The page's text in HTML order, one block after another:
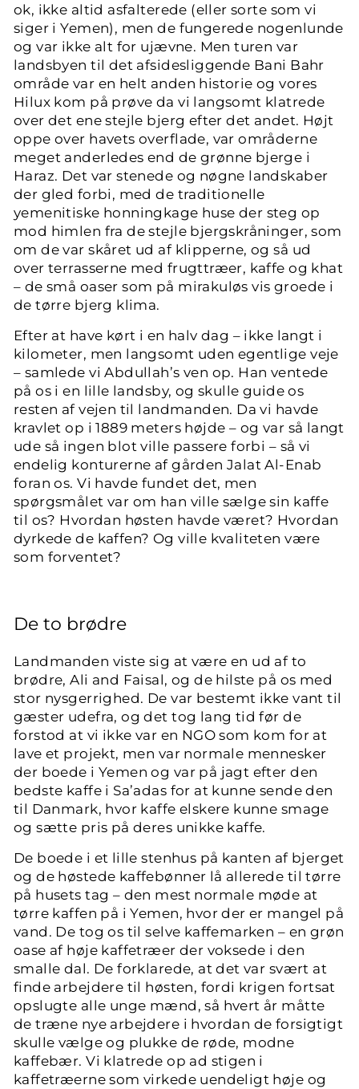
ok, ikke altid asfalterede (eller sorte som vi
siger i Yemen), men de fungerede nogenlunde
og var ikke alt for ujævne. Men turen var
landsbyen til det afsidesliggende Bani Bahr
område var en helt anden historie og vores
Hilux kom på prøve da vi langsomt klatrede
over det ene stejle bjerg efter det andet. Højt
oppe over havets overflade, var områderne
meget anderledes end de grønne bjerge i
Haraz. Det var stenede og nøgne landskaber
der gled forbi, med de traditionelle
yemenitiske honningkage huse der steg op
mod himlen fra de stejle bjergskråninger, som
om de var skåret ud af klipperne, og så ud
over terrasserne med frugttræer, kaffe og khat
– de små oaser som på mirakuløs vis groede i
de tørre bjerg klima.
Efter at have kørt i en halv dag – ikke langt i
kilometer, men langsomt uden egentlige veje
– samlede vi Abdullah’s ven op. Han ventede
på os i en lille landsby, og skulle guide os
resten af vejen til landmanden. Da vi havde
kravlet op i 1889 meters højde – og var så langt
ude så ingen blot ville passere forbi – så vi
endelig konturerne af gården Jalat Al-Enab
foran os. Vi havde fundet det, men
spørgsmålet var om han ville sælge sin kaffe
til os? Hvordan høsten havde været? Hvordan
dyrkede de kaffen? Og ville kvaliteten være
som forventet?
De to brødre
Landmanden viste sig at være en ud af to
brødre, Ali and Faisal, og de hilste på os med
stor nysgerrighed. De var bestemt ikke vant til
gæster udefra, og det tog lang tid før de
forstod at vi ikke var en NGO som kom for at
lave et projekt, men var normale mennesker
der boede i Yemen og var på jagt efter den
bedste kaffe i Sa’adas for at kunne sende den
til Danmark, hvor kaffe elskere kunne smage
og sætte pris på deres unikke kaffe.
De boede i et lille stenhus på kanten af bjerget
og de høstede kaffebønner lå allerede til tørre
på husets tag – den mest normale møde at
tørre kaffen på i Yemen, hvor der er mangel på
vand. De tog os til selve kaffemarken – en grøn
oase af høje kaffetræer der voksede i den
smalle dal. De forklarede, at det var svært at
finde arbejdere til høsten, fordi krigen fortsat
opslugte alle unge mænd, så hvert år måtte
de træne nye arbejdere i hvordan de forsigtigt
skulle vælge og plukke de røde, modne
kaffebær. Vi klatrede op ad stigen i
kaffetræerne som virkede uendeligt høje og